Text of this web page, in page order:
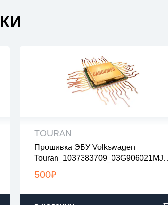
TOURAN
Прошивка ЭБУ Volkswagen
Touran_1037383709_03G906021MJ_
500₽
все файлы проверены на вирусы
все файлы в архивах zip или rar
загрузка с 9:00-22:00 по Москве